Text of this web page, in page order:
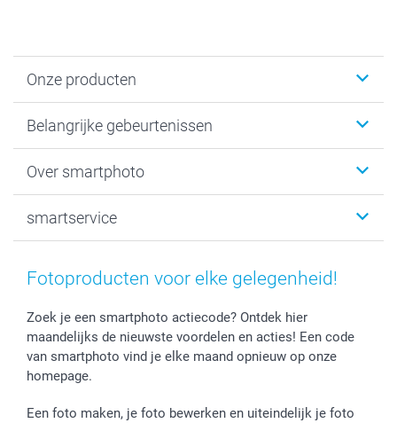
Onze producten
Fotogeschenken
Fotoprints, Fotoposter & Fotoalbum met fotoprints
MyNameBook
Stickers en Etiketten
Fotokalenders & Fotoagenda's
Belangrijke gebeurtenissen
Baby
Communie- en Lentefeest
Geschenken voor hem
Moederdag
Vaderdag
Verjaardag
Geboorte
Over smartphoto
Duurzaamheid
Voorwaarden
Klachtenregeling
Wettelijke garantie
Privacybeleid
Cookiebeleid
Prijslijst
smartservice
smartgarantie
Betalingsmogelijkheden
Grote bestellingen
Levering
Mijn orderstatus
smartfriends
Fotoproducten voor elke gelegenheid!
Zoek je een smartphoto actiecode? Ontdek hier
maandelijks de nieuwste voordelen en acties! Een code
van smartphoto vind je elke maand opnieuw op onze
homepage.
Een foto maken, je foto bewerken en uiteindelijk je foto